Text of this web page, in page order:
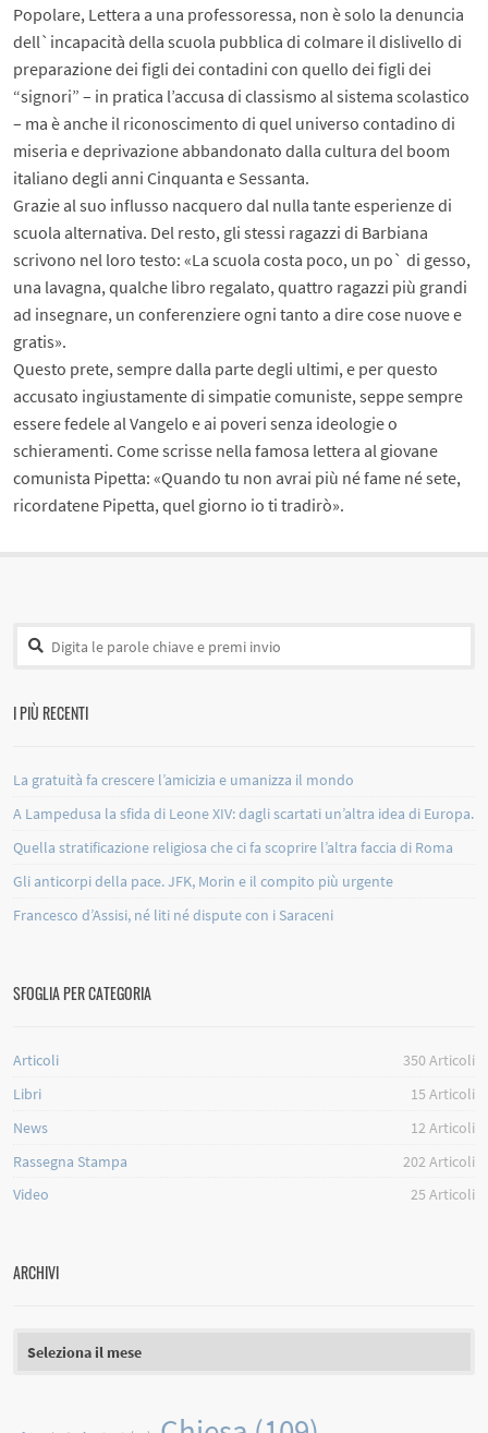
Popolare, Lettera a una professoressa, non è solo la denuncia
dell`incapacità della scuola pubblica di colmare il dislivello di
preparazione dei figli dei contadini con quello dei figli dei
“signori” – in pratica l’accusa di classismo al sistema scolastico
– ma è anche il riconoscimento di quel universo contadino di
miseria e deprivazione abbandonato dalla cultura del boom
italiano degli anni Cinquanta e Sessanta.
Grazie al suo influsso nacquero dal nulla tante esperienze di
scuola alternativa. Del resto, gli stessi ragazzi di Barbiana
scrivono nel loro testo: «La scuola costa poco, un po` di gesso,
una lavagna, qualche libro regalato, quattro ragazzi più grandi
ad insegnare, un conferenziere ogni tanto a dire cose nuove e
gratis».
Questo prete, sempre dalla parte degli ultimi, e per questo
accusato ingiustamente di simpatie comuniste, seppe sempre
essere fedele al Vangelo e ai poveri senza ideologie o
schieramenti. Come scrisse nella famosa lettera al giovane
comunista Pipetta: «Quando tu non avrai più né fame né sete,
ricordatene Pipetta, quel giorno io ti tradirò».
I PIÙ RECENTI
La gratuità fa crescere l’amicizia e umanizza il mondo
A Lampedusa la sfida di Leone XIV: dagli scartati un’altra idea di Europa.
Quella stratificazione religiosa che ci fa scoprire l’altra faccia di Roma
Gli anticorpi della pace. JFK, Morin e il compito più urgente
Francesco d’Assisi, né liti né dispute con i Saraceni
SFOGLIA PER CATEGORIA
Articoli 350Articoli
Libri
15 Articoli
News
12 Articoli
Rassegna Stampa
202 Articoli
Video
25 Articoli
ARCHIVI